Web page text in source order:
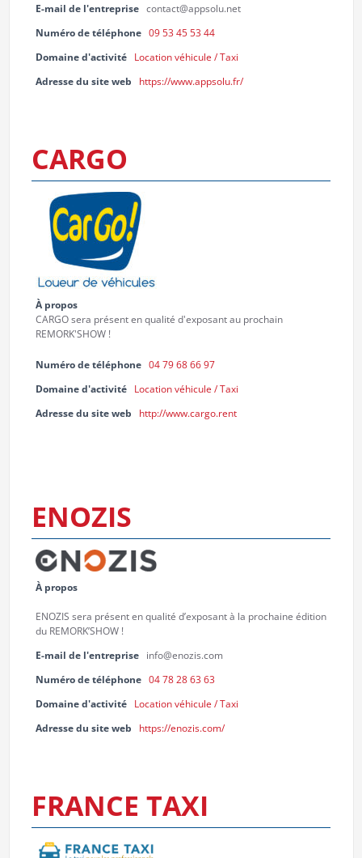
E-mail de l'entreprise contact@appsolu.net
Numéro de téléphone 09 53 45 53 44
Domaine d'activité
Location véhicule / Taxi
Adresse du site web
https://www.appsolu.fr/
CARGO
À propos
CARGO sera présent en qualité d'exposant au prochain
REMORK'SHOW !
Numéro de téléphone 04 79 68 66 97
Domaine d'activité
Location véhicule / Taxi
Adresse du site web
http://www.cargo.rent
ENOZIS
À propos
ENOZIS sera présent en qualité d’exposant à la prochaine édition
du REMORK’SHOW !
E-mail de l'entreprise
info@enozis.com
Numéro de téléphone 04 78 28 63 63
Domaine d'activité
Location véhicule / Taxi
Adresse du site web
https://enozis.com/
FRANCE TAXI